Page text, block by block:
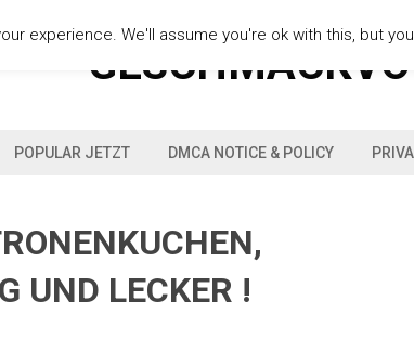
POPULAR JETZT DMCA NOTICE & POLICY
UND LECKER !
experience. We'll assume you're ok with this, but